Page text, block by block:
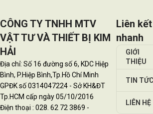
CÔNG TY TNHH MTV
VẬT TƯ VÀ THIẾT BỊ KIM
HẢI
Địa chỉ: Số 16 đường số 6, KDC Hiệp
Bình, P.Hiệp Bình,Tp.Hồ Chí Minh
GPĐK số 0314047224 - Sở KH&ĐT
Tp.HCM cấp ngày 05/10/2016
Điện thoại : 028. 62 72 3869 -
Liên kết
nhanh
GIỚI
THIỆU
TIN TỨC
LIÊN HỆ